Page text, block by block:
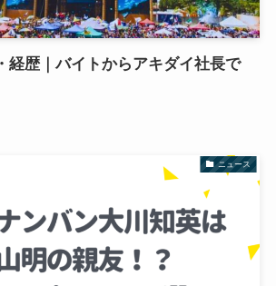
経歴｜バイトからアキダイ社長で
ニュース